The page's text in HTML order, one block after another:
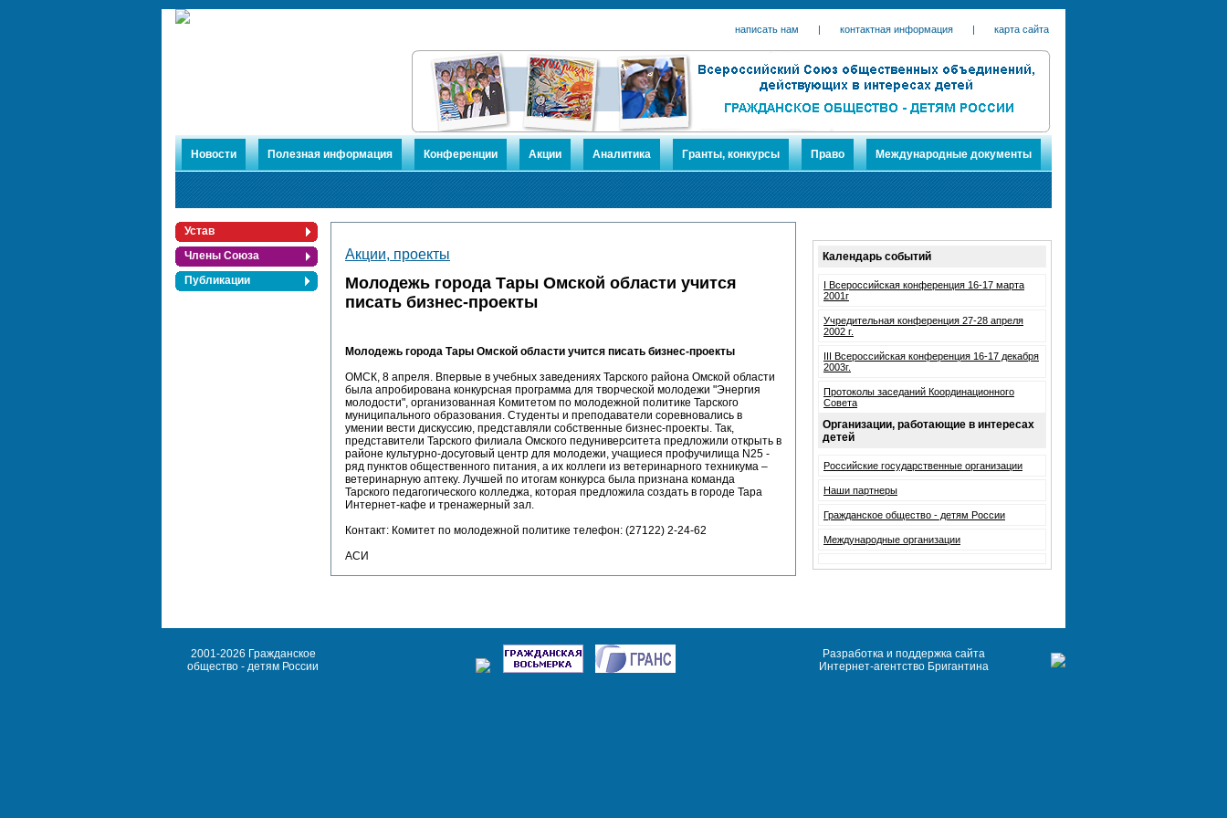
написать нам | контактная информация | карта сайта
Новости Полезная информация Конференции Акции Аналитика Гранты, конкурсы Право Международные документы
Устав
Члены Союза
Публикации
Акции, проекты
Молодежь города Тары Омской области учится
писать бизнес-проекты
Молодежь города Тары Омской области учится писать бизнес-проекты
ОМСК, 8 апреля. Впервые в учебных заведениях Тарского района Омской области
была апробирована конкурсная программа для творческой молодежи "Энергия
молодости", организованная Комитетом по молодежной политике Тарского
муниципального образования. Студенты и преподаватели соревновались в
умении вести дискуссию, представляли собственные бизнес-проекты. Так,
представители Тарского филиала Омского педуниверситета предложили открыть в
районе культурно-досуговый центр для молодежи, учащиеся профучилища N25 -
ряд пунктов общественного питания, а их коллеги из ветеринарного техникума –
ветеринарную аптеку. Лучшей по итогам конкурса была признана команда
Тарского педагогического колледжа, которая предложила создать в городе Тара
Интернет-кафе и тренажерный зал.
Контакт: Комитет по молодежной политике телефон: (27122) 2-24-62
АСИ
Календарь событий
I Всероссийская конференция 16-17 марта
2001г
Учредительная конференция 27-28 апреля
2002 г.
III Всероссийская конференция 16-17 декабря
2003г.
Протоколы заседаний Координационного
Совета
Организации, работающие в интересах
детей
Российские государственные организации
Наши партнеры
Гражданское общество - детям России
Международные организации
2001-2026 Гражданское
общество - детям России
Разработка и поддержка сайта
Интернет-агентство Бригантина